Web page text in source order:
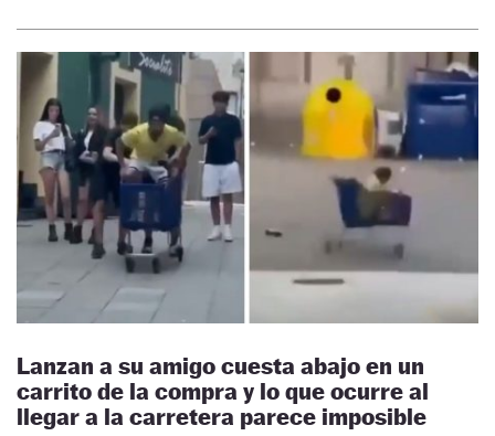
Lanzan a su amigo cuesta abajo en un
carrito de la compra y lo que ocurre al
llegar a la carretera parece imposible